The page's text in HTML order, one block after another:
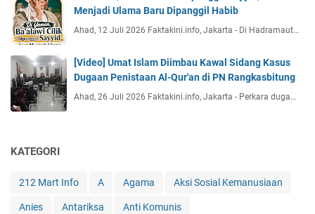
Menjadi Ulama Baru Dipanggil Habib
Ahad, 12 Juli 2026 Faktakini.info, Jakarta - Di Hadramaut…
[Video] Umat Islam Diimbau Kawal Sidang Kasus
Dugaan Penistaan Al-Qur'an di PN Rangkasbitung
Ahad, 26 Juli 2026 Faktakini.info, Jakarta - Perkara duga…
KATEGORI
212 Mart Info A Agama Aksi Sosial Kemanusiaan
Anies Antariksa Anti Komunis